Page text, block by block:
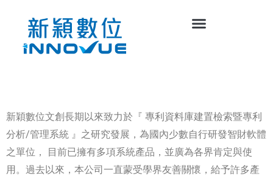
新穎數位文創長期以來致力於『 專利資料庫建置檢索暨專利
分析/管理系統 』之研究發展，為國內少數自行研發智財軟體
之單位， 目前已擁有多項系統產品，並廣為各界肯定與使
用。過去以來，本公司一直蒙受學界友善關懷，給予許多產